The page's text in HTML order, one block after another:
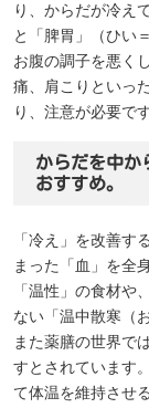
り、からだが冷え
と「脾胃」（ひい
お腹の調子を悪く
痛、肩こりといっ
り、注意が必要です
からだを中か
おすすめ。
「冷え」を改善す
まった「血」を全
「温性」の食材や
ない「温中散寒（
また薬膳の世界で
すとされています
て体温を維持させ